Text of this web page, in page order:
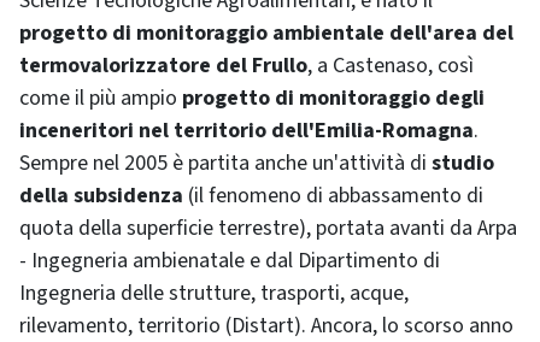
progetto di monitoraggio ambientale dell'area del
termovalorizzatore del Frullo, a Castenaso, così
come il più ampio progetto di monitoraggio degli
inceneritori nel territorio dell'Emilia-Romagna.
Sempre nel 2005 è partita anche un'attività di studio
della subsidenza (il fenomeno di abbassamento di
quota della superficie terrestre), portata avanti da Arpa
- Ingegneria ambienatale e dal Dipartimento di
Ingegneria delle strutture, trasporti, acque,
rilevamento, territorio (Distart). Ancora, lo scorso anno